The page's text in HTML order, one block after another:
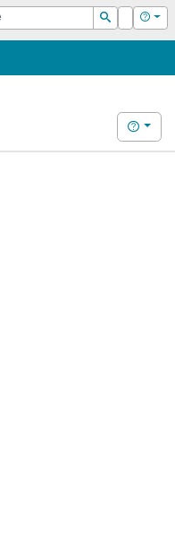
Suchen
Login Hilfe
Hilfe